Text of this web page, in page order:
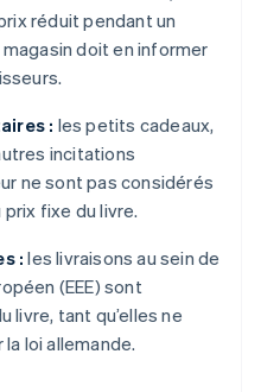
réduit pendant un
doit en informer
: les petits cadeaux,
incitations
ne sont pas considérés
fixe du livre.
: les livraisons au sein de
(EEE) sont
livre, tant qu’elles ne
loi allemande.